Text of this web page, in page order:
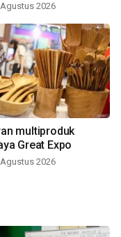
2026
multiproduk
Great Expo
2026